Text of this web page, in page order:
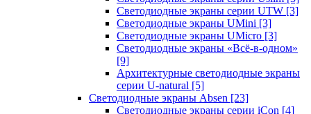
Светодиодные экраны серии UTW [3]
Светодиодные экраны UMini [3]
Светодиодные экраны UMicro [3]
Светодиодные экраны «Всё-в-одном»
[9]
Архитектурные светодиодные экраны
серии U-natural [5]
Светодиодные экраны Absen [23]
Светодиодные экраны серии iCon [4]